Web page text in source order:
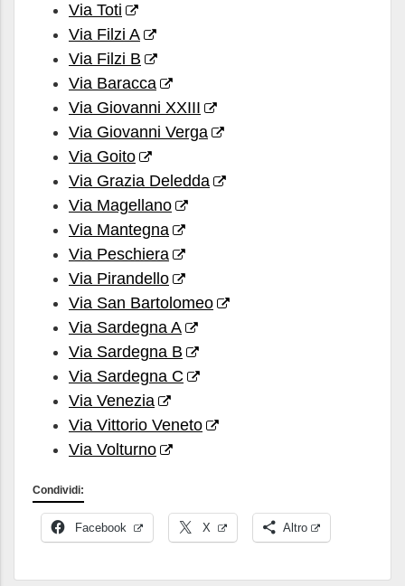
Via Toti
Via Filzi A
Via Filzi B
Via Baracca
Via Giovanni XXIII
Via Giovanni Verga
Via Goito
Via Grazia Deledda
Via Magellano
Via Mantegna
Via Peschiera
Via Pirandello
Via San Bartolomeo
Via Sardegna A
Via Sardegna B
Via Sardegna C
Via Venezia
Via Vittorio Veneto
Via Volturno
Condividi:
Facebook X Altro